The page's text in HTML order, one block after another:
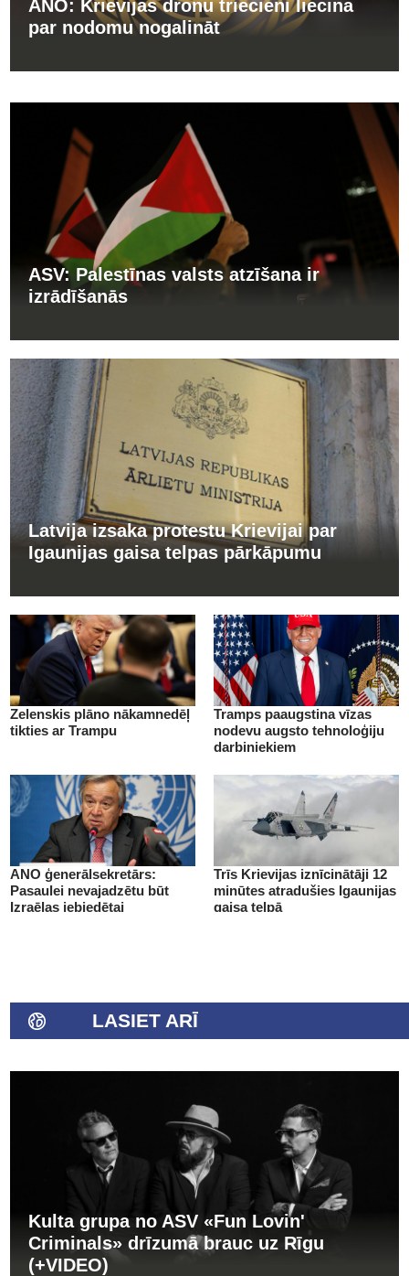
ANO: Krievijas dronu triecieni liecina
par nodomu nogalināt
ASV: Palestīnas valsts atzīšana ir
izrādīšanās
Latvija izsaka protestu Krievijai par
Igaunijas gaisa telpas pārkāpumu
Zelenskis plāno nākamnedēļ
tikties ar Trampu
Tramps paaugstina vīzas
nodevu augsto tehnoloģiju
darbiniekiem
ANO ģenerālsekretārs:
Pasaulei nevajadzētu būt
Izraēlas iebiedētai
Trīs Krievijas iznīcinātāji 12
minūtes atradušies Igaunijas
gaisa telpā
LASIET ARĪ
Kulta grupa no ASV «Fun Lovin'
Criminals» drīzumā brauc uz Rīgu
(+VIDEO)